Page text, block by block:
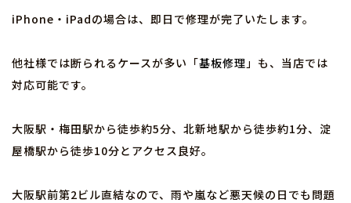
iPhone・iPadの場合は、即日で修理が完了いたします。
他社様では断られるケースが多い「基板修理」も、当店では
対応可能です。
大阪駅・梅田駅から徒歩約5分、北新地駅から徒歩約1分、淀
屋橋駅から徒歩10分とアクセス良好。
大阪駅前第2ビル直結なので、雨や嵐など悪天候の日でも問題